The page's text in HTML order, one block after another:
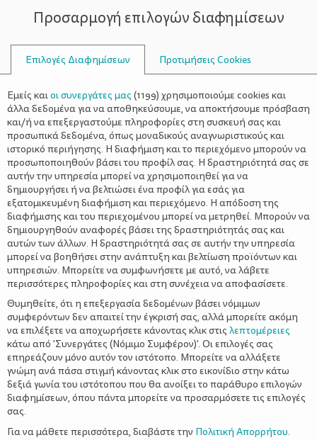
ΣΥΜΒΟΥΛΟΙ
BULLIES
Bulling στο σχολείο - Η ανατομία του
σχολικού εκφοβισμού
Προσαρμογή επιλογών διαφημίσεων
Επιλογές Διαφημίσεων Προτιμήσεις Cookies
Εμείς καιοι συνεργάτες μας (1199) χρησιμοποιούμε cookies και
άλλα δεδομένα για να αποθηκεύσουμε, να αποκτήσουμε πρόσβαση
και/ή να επεξεργαστούμε πληροφορίες στη συσκευή σας και
προσωπικά δεδομένα, όπως μοναδικούς αναγνωριστικούς και
ιστορικό περιήγησης. Η διαφήμιση και το περιεχόμενο μπορούν να
προσωποποιηθούν βάσει του προφίλ σας. Η δραστηριότητά σας σε
αυτήν την υπηρεσία μπορεί να χρησιμοποιηθεί για να
δημιουργήσει ή να βελτιώσει ένα προφίλ για εσάς για
εξατομικευμένη διαφήμιση και περιεχόμενο. Η απόδοση της
διαφήμισης και του περιεχομένου μπορεί να μετρηθεί. Μπορούν να
δημιουργηθούν αναφορές βάσει της δραστηριότητάς σας και
αυτών των άλλων. Η δραστηριότητά σας σε αυτήν την υπηρεσία
μπορεί να βοηθήσει στην ανάπτυξη και βελτίωση προϊόντων και
υπηρεσιών. Μπορείτε να συμφωνήσετε με αυτό, να λάβετε
περισσότερες πληροφορίες και στη συνέχεια να αποφασίσετε.
Θυμηθείτε, ότι η επεξεργασία δεδομένων βάσει νόμιμων
συμφερόντων δεν απαιτεί την έγκρισή σας, αλλά μπορείτε ακόμη
να επιλέξετε να αποχωρήσετε κάνοντας κλικ στις λεπτομέρειες
κάτω από 'Συνεργάτες (Νόμιμο Συμφέρον)'. Οι επιλογές σας
επηρεάζουν μόνο αυτόν τον ιστότοπο. Μπορείτε να αλλάξετε
γνώμη ανά πάσα στιγμή κάνοντας κλικ στο εικονίδιο στην κάτω
δεξιά γωνία του ιστότοπου που θα ανοίξει το παράθυρο επιλογών
διαφημίσεων, όπου πάντα μπορείτε να προσαρμόσετε τις επιλογές
σας.
Για να μάθετε περισσότερα, διαβάστε την Πολιτική Απορρήτου.